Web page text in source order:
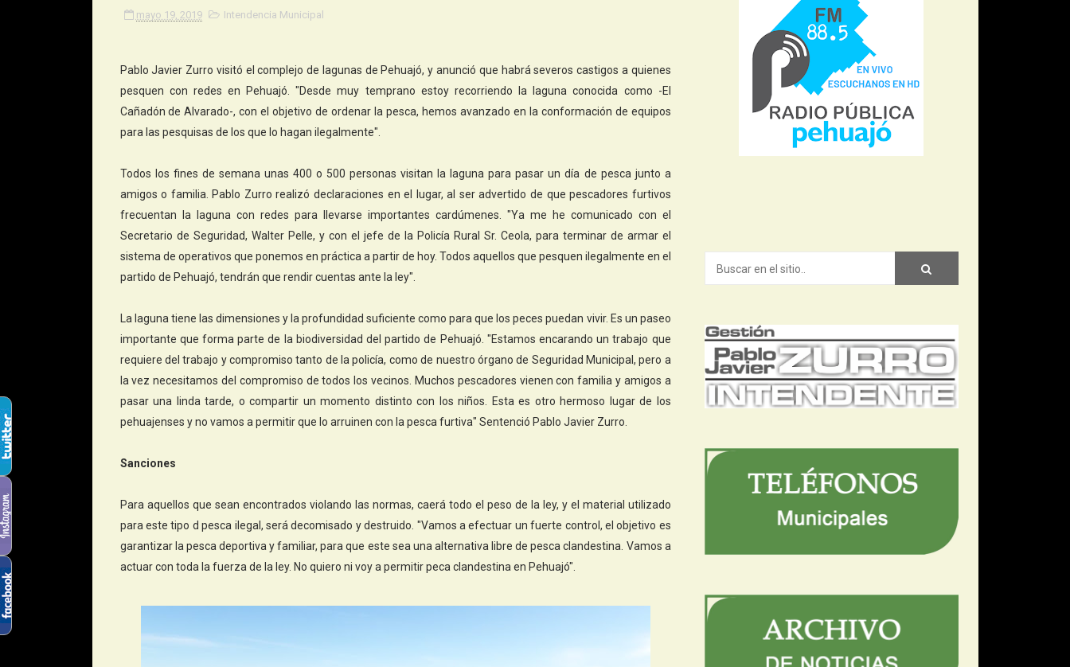
mayo 19, 2019 Intendencia Municipal
Pablo Javier Zurro visitó el complejo de lagunas de Pehuajó, y anunció que habrá severos castigos a quienes
pesquen con redes en Pehuajó. "Desde muy temprano estoy recorriendo la laguna conocida como -El
Cañadón de Alvarado-, con el objetivo de ordenar la pesca, hemos avanzado en la conformación de equipos
para las pesquisas de los que lo hagan ilegalmente".
Todos los fines de semana unas 400 o 500 personas visitan la laguna para pasar un día de pesca junto a
amigos o familia. Pablo Zurro realizó declaraciones en el lugar, al ser advertido de que pescadores furtivos
frecuentan la laguna con redes para llevarse importantes cardúmenes. "Ya me he comunicado con el
Secretario de Seguridad, Walter Pelle, y con el jefe de la Policía Rural Sr. Ceola, para terminar de armar el
sistema de operativos que ponemos en práctica a partir de hoy. Todos aquellos que pesquen ilegalmente en el
partido de Pehuajó, tendrán que rendir cuentas ante la ley".
La laguna tiene las dimensiones y la profundidad suficiente como para que los peces puedan vivir. Es un paseo
importante que forma parte de la biodiversidad del partido de Pehuajó. "Estamos encarando un trabajo que
requiere del trabajo y compromiso tanto de la policía, como de nuestro órgano de Seguridad Municipal, pero a
la vez necesitamos del compromiso de todos los vecinos. Muchos pescadores vienen con familia y amigos a
pasar una linda tarde, o compartir un momento distinto con los niños. Esta es otro hermoso lugar de los
pehuajenses y no vamos a permitir que lo arruinen con la pesca furtiva" Sentenció Pablo Javier Zurro.
Sanciones
Para aquellos que sean encontrados violando las normas, caerá todo el peso de la ley, y el material utilizado
para este tipo d pesca ilegal, será decomisado y destruido. "Vamos a efectuar un fuerte control, el objetivo es
garantizar la pesca deportiva y familiar, para que este sea una alternativa libre de pesca clandestina. Vamos a
actuar con toda la fuerza de la ley. No quiero ni voy a permitir peca clandestina en Pehuajó".